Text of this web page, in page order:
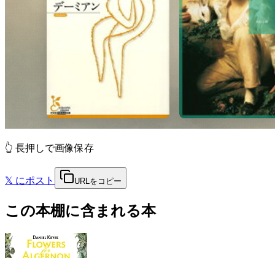
👆 長押しで画像保存
𝕏 にポスト URLをコピー
この本棚に含まれる本